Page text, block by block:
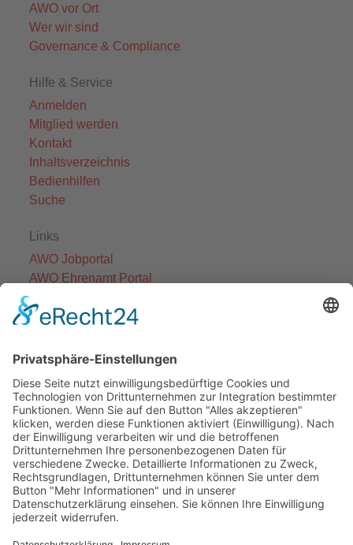
AWO vor Ort
Wer wir sind
Governance & Compliance
Hilfe & Service
Anmelden
Mitglied werden
Kontakt
Inhaltsverzeichnis
Bedienhilfen
Suche
Links
AWO Jobportal
AWO Ehrenamt Portal
AWO Schulgesundheitsfachkräfte
AWO Bundesverband
AWO Pflegeberatung
AWO Kulturhaus Babelsberg
Arbeit mit Behinderung
AWO Büro Kindermut
Kulturland Brandenburg
AWO Selbsthilfe
AWO eLearning
Kultur für JEDEN
AWO 1plus9